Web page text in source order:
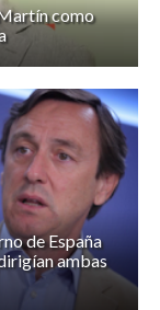
como
de España
ambas